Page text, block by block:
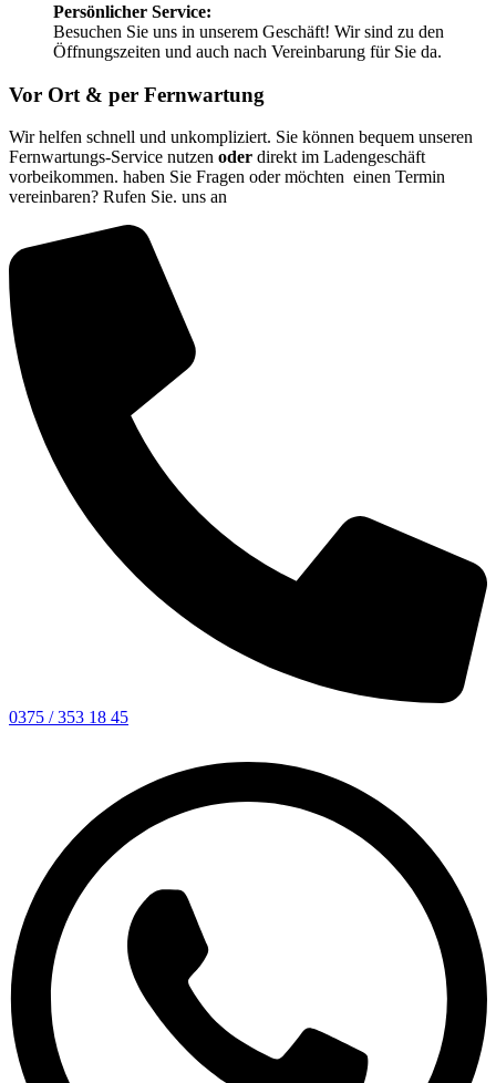
Persönlicher Service:
Besuchen Sie uns in unserem Geschäft! Wir sind zu den
Öffnungszeiten und auch nach Vereinbarung für Sie da.
Vor Ort & per Fernwartung
Wir helfen schnell und unkompliziert. Sie können bequem unseren
Fernwartungs-Service nutzen oder direkt im Ladengeschäft
vorbeikommen. haben Sie Fragen oder möchten einen Termin
vereinbaren? Rufen Sie. uns an
0375 / 353 18 45